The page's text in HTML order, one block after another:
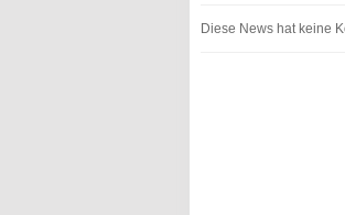
Diese News hat keine